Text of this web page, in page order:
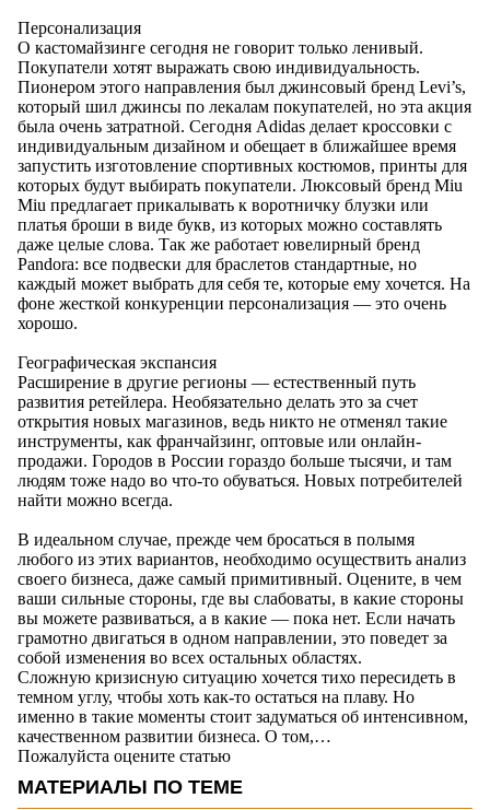
Персонализация
О кастомайзинге сегодня не говорит только ленивый.
Покупатели хотят выражать свою индивидуальность.
Пионером этого направления был джинсовый бренд Levi’s,
который шил джинсы по лекалам покупателей, но эта акция
была очень затратной. Сегодня Adidas делает кроссовки с
индивидуальным дизайном и обещает в ближайшее время
запустить изготовление спортивных костюмов, принты для
которых будут выбирать покупатели. Люксовый бренд Miu
Miu предлагает прикалывать к воротничку блузки или
платья броши в виде букв, из которых можно составлять
даже целые слова. Так же работает ювелирный бренд
Pandora: все подвески для браслетов стандартные, но
каждый может выбрать для себя те, которые ему хочется. На
фоне жесткой конкуренции персонализация — это очень
хорошо.
Географическая экспансия
Расширение в другие регионы — естественный путь
развития ретейлера. Необязательно делать это за счет
открытия новых магазинов, ведь никто не отменял такие
инструменты, как франчайзинг, оптовые или онлайн-
продажи. Городов в России гораздо больше тысячи, и там
людям тоже надо во что-то обуваться. Новых потребителей
найти можно всегда.
В идеальном случае, прежде чем бросаться в полымя
любого из этих вариантов, необходимо осуществить анализ
своего бизнеса, даже самый примитивный. Оцените, в чем
ваши сильные стороны, где вы слабоваты, в какие стороны
вы можете развиваться, а в какие — пока нет. Если начать
грамотно двигаться в одном направлении, это поведет за
собой изменения во всех остальных областях.
Сложную кризисную ситуацию хочется тихо пересидеть в
темном углу, чтобы хоть как-то остаться на плаву. Но
именно в такие моменты стоит задуматься об интенсивном,
качественном развитии бизнеса. О том,…
Пожалуйста оцените статью
МАТЕРИАЛЫ ПО ТЕМЕ